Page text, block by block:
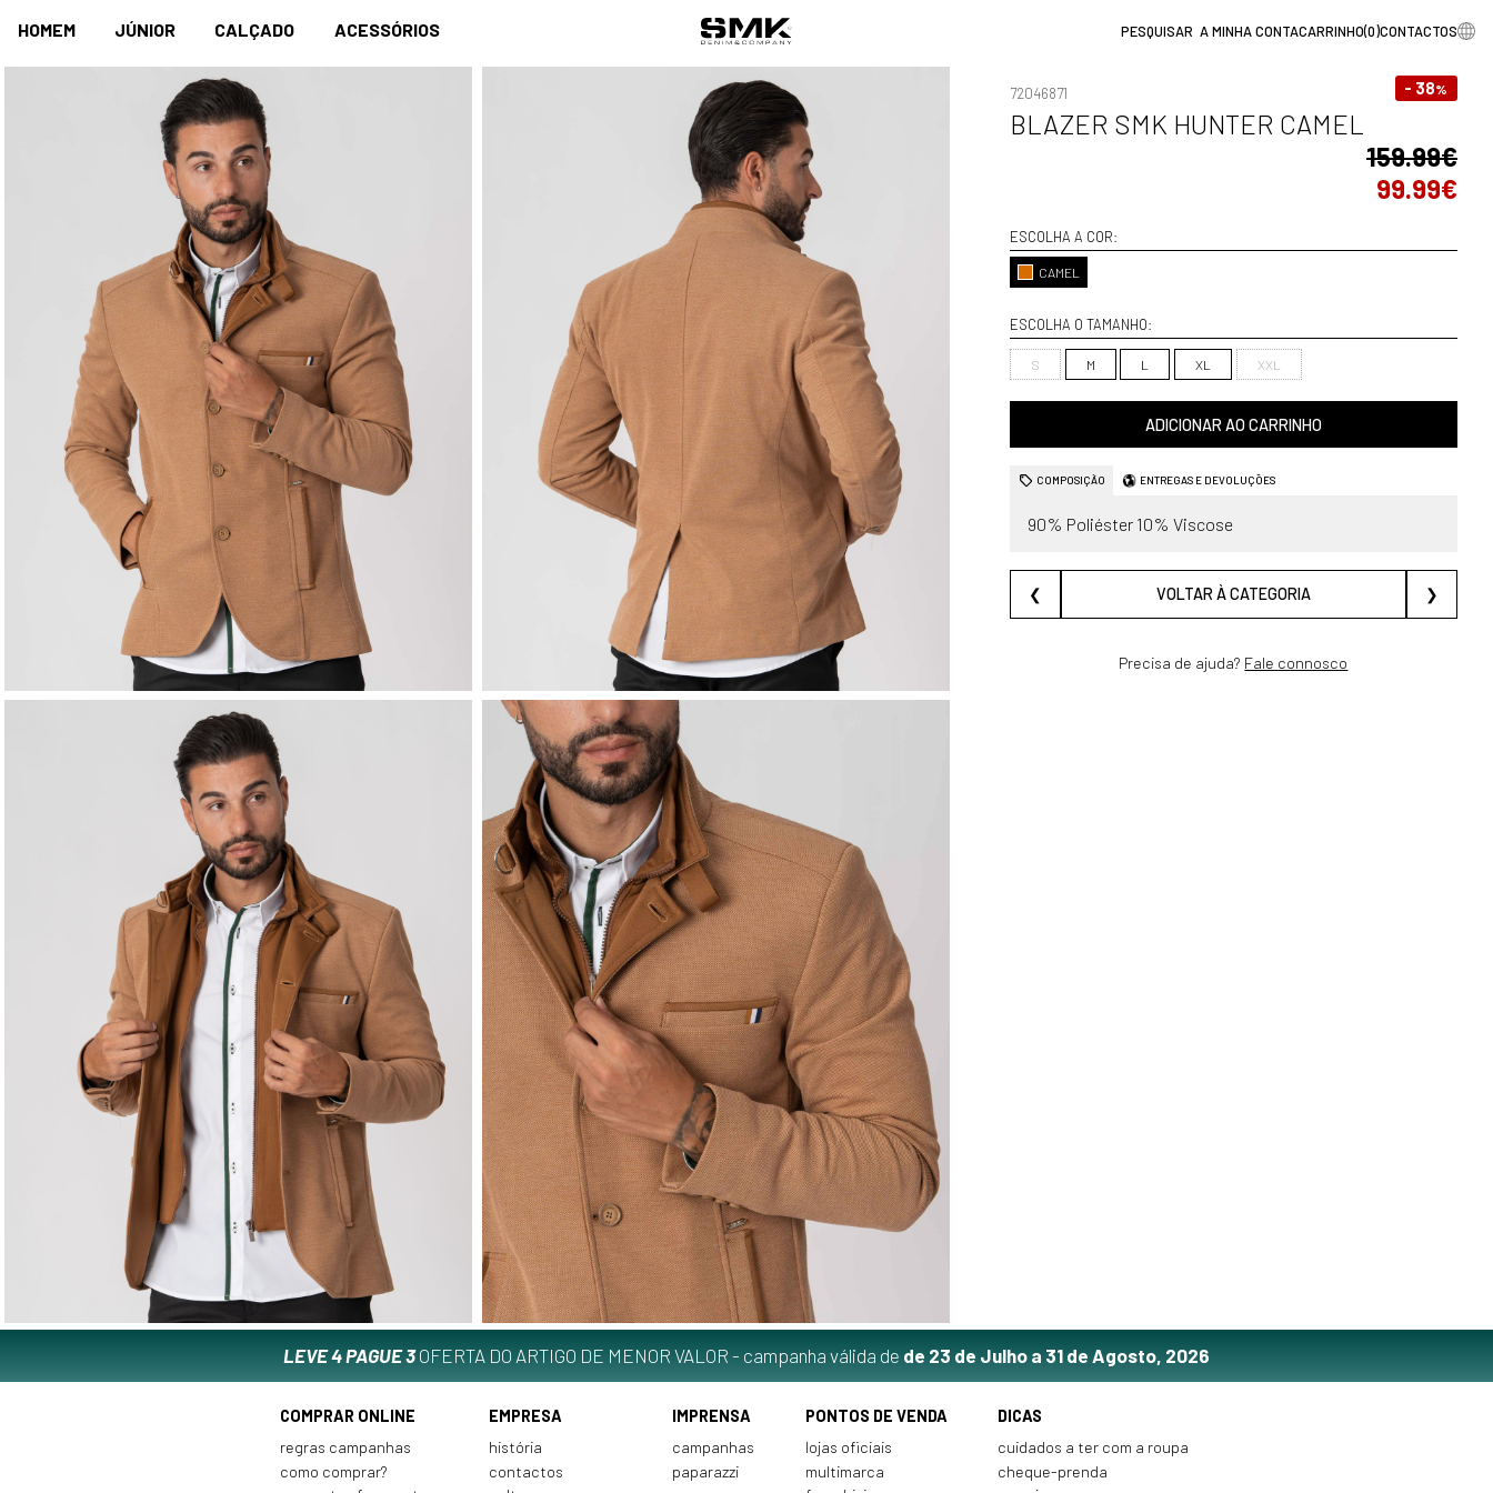
HOMEM JÚNIOR CALÇADO ACESSÓRIOS A MINHA CONTACARRINHO(0)CONTACTOS
- 38%
72046871
BLAZER SMK HUNTER CAMEL
159.99€
99.99€
ESCOLHA A COR:
CAMEL
ESCOLHA O TAMANHO:
S M L XL XXL
ADICIONAR AO CARRINHO
COMPOSIÇÃO ENTREGAS E DEVOLUÇÕES
90% Poliéster 10% Viscose
❮ VOLTAR À CATEGORIA ❯
Precisa de ajuda? Fale connosco
LEVE 4 PAGUE 3OFERTA DO ARTIGO DE MENOR VALOR - campanha válida de de 23 de Julho a 31 de Agosto, 2026
COMPRAR ONLINE
regras campanhas
como comprar?
EMPRESA
história
contactos
IMPRENSA
campanhas
paparazzi
PONTOS DE VENDA
lojas oficiais
multimarca
DICAS
cuidados a ter com a roupa
cheque-prenda